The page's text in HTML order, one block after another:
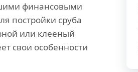
финансовыми
постройки сруба
или клееный
свои особенности